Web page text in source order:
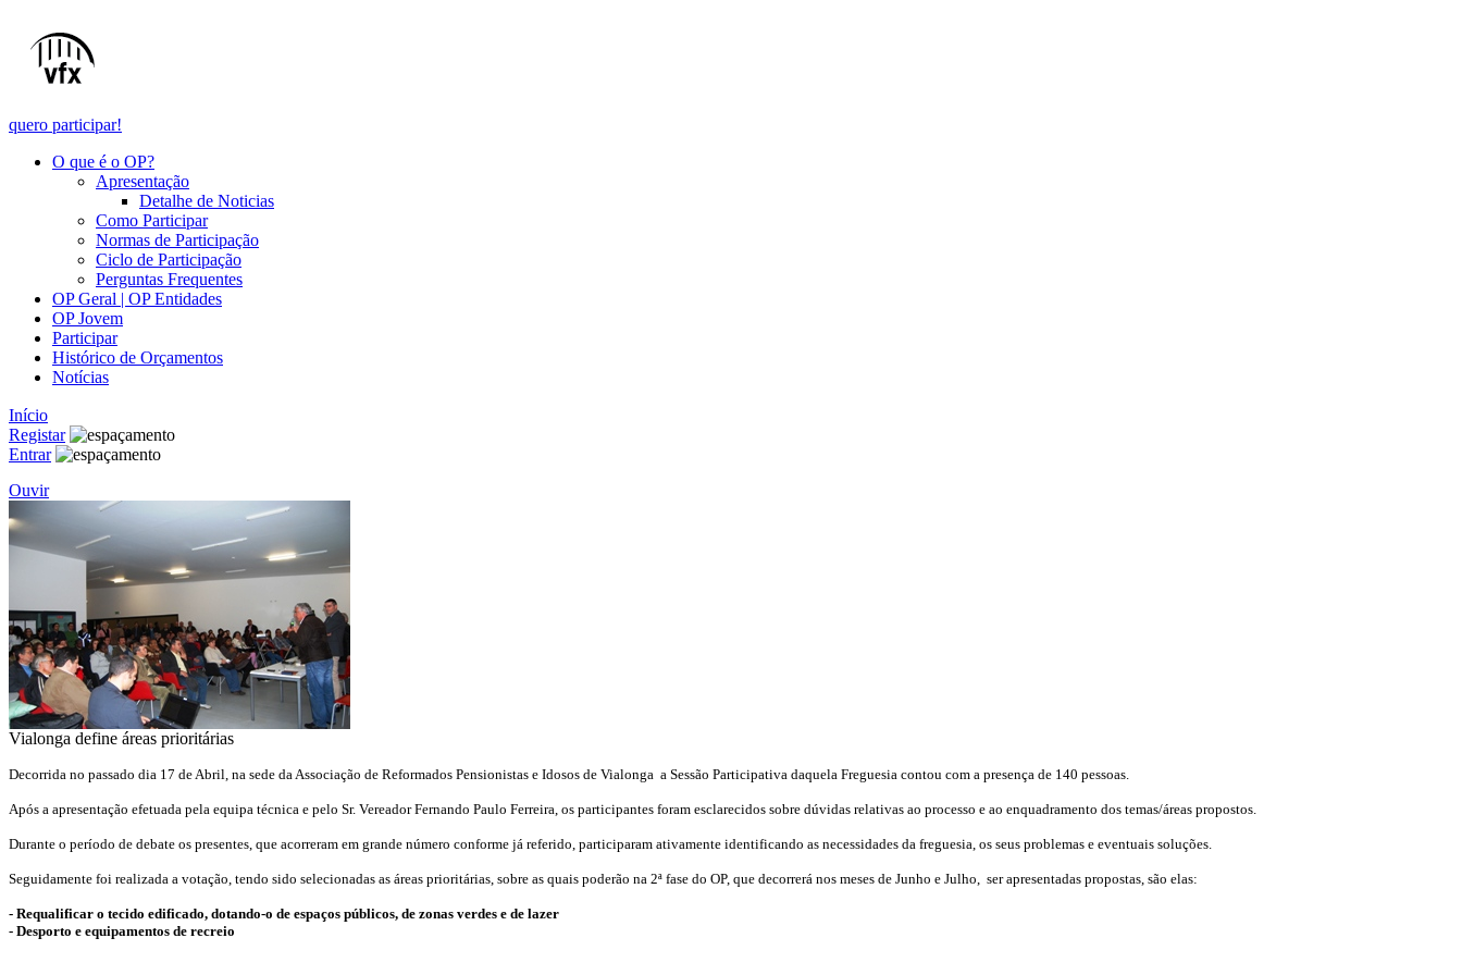
quero participar!
O que é o OP?
Apresentação
Detalhe de Noticias
Como Participar
Normas de Participação
Ciclo de Participação
Perguntas Frequentes
OP Geral | OP Entidades
OP Jovem
Participar
Histórico de Orçamentos
Notícias
Início
Registar
Entrar
Ouvir
Vialonga define áreas prioritárias
Decorrida no passado dia 17 de Abril, na sede da Associação de Reformados Pensionistas e Idosos de Vialonga a Sessão Participativa daquela Freguesia contou com a presença de 140 pessoas.
Após a apresentação efetuada pela equipa técnica e pelo Sr. Vereador Fernando Paulo Ferreira, os participantes foram esclarecidos sobre dúvidas relativas ao processo e ao enquadramento dos temas/áreas propostos.
Durante o período de debate os presentes, que acorreram em grande número conforme já referido, participaram ativamente identificando as necessidades da freguesia, os seus problemas e eventuais soluções.
Seguidamente foi realizada a votação, tendo sido selecionadas as áreas prioritárias, sobre as quais poderão na 2ª fase do OP, que decorrerá nos meses de Junho e Julho, ser apresentadas propostas, são elas:
- Requalificar o tecido edificado, dotando-o de espaços públicos, de zonas verdes e de lazer
- Desporto e equipamentos de recreio